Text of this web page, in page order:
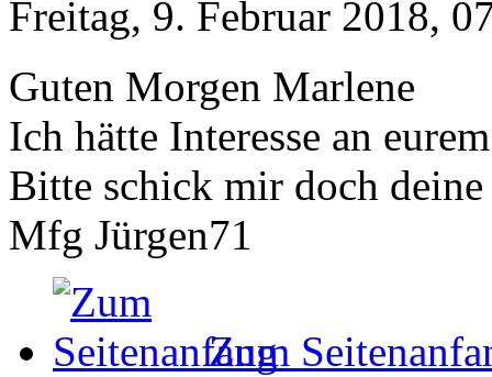
Freitag, 9. Februar 2018,
Guten Morgen Marlene
Ich hätte Interesse an
Bitte schick mir doch
Mfg Jürgen71
Zum